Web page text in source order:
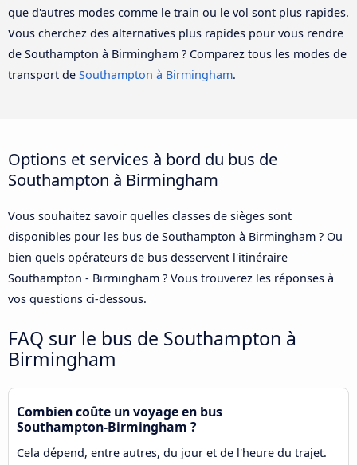
que d'autres modes comme le train ou le vol sont plus rapides.
Vous cherchez des alternatives plus rapides pour vous rendre
de Southampton à Birmingham ? Comparez tous les modes de
transport de Southampton à Birmingham.
Options et services à bord du bus de
Southampton à Birmingham
Vous souhaitez savoir quelles classes de sièges sont
disponibles pour les bus de Southampton à Birmingham ? Ou
bien quels opérateurs de bus desservent l'itinéraire
Southampton - Birmingham ? Vous trouverez les réponses à
vos questions ci-dessous.
FAQ sur le bus de Southampton à
Birmingham
Combien coûte un voyage en bus
Southampton-Birmingham ?
Cela dépend, entre autres, du jour et de l'heure du trajet.